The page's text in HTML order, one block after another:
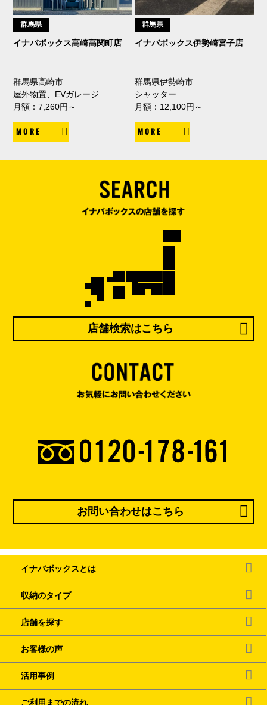
群馬県
イナバボックス高崎高関町店
群馬県高崎市
屋外物置、EVガレージ
月額：7,260円～
MORE
群馬県
イナバボックス伊勢崎宮子店
群馬県伊勢崎市
シャッター
月額：12,100円～
MORE
店舗検索はこちら
お問い合わせはこちら
イナバボックスとは
収納のタイプ
店舗を探す
お客様の声
活用事例
ご利用までの流れ